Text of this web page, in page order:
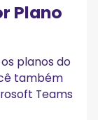
Plano
planos do
também
Teams